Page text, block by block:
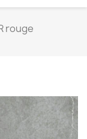
rouge